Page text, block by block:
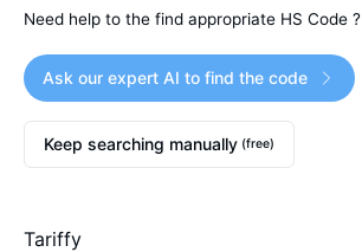
Need help to the find appropriate HS Code ?
Ask our expert AI to find the code
Keep searching manually (free)
Tariffy